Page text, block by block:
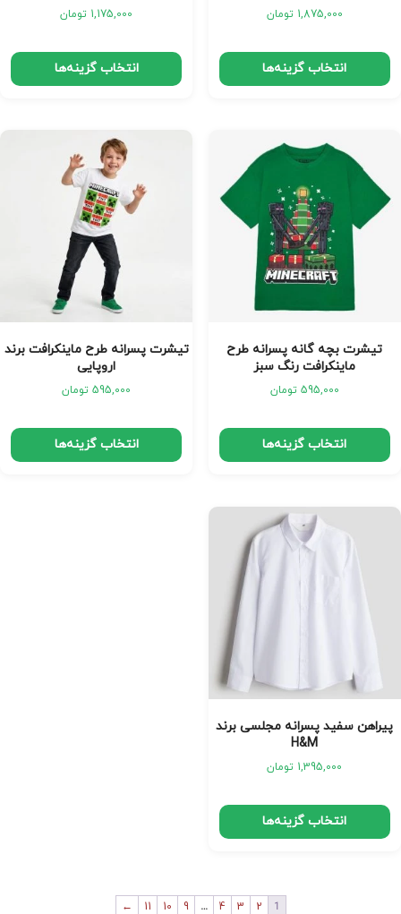
1,875,000 تومان
انتخاب گزینه‌ها
1,175,000 تومان
انتخاب گزینه‌ها
تیشرت بچه گانه پسرانه طرح
ماینکرافت رنگ سبز
595,000 تومان
انتخاب گزینه‌ها
تیشرت پسرانه طرح ماینکرافت برند
اروپایی
595,000 تومان
انتخاب گزینه‌ها
پیراهن سفید پسرانه مجلسی برند
H&M
1,395,000 تومان
انتخاب گزینه‌ها
1
2
3
4
…
9
10
11
←